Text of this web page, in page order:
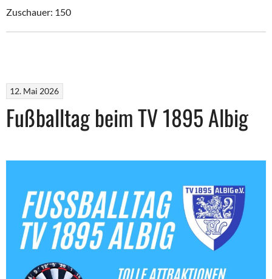
Zuschauer: 150
12. Mai 2026
Fußballtag beim TV 1895 Albig